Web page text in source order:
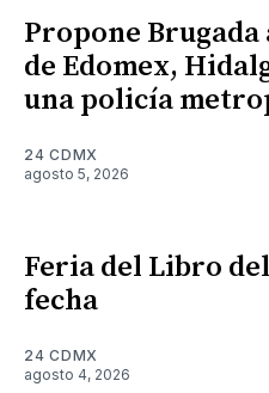
Propone
de Edomex,
una policía
24 CDMX
agosto 5, 2026
Feria del Libro
fecha
24 CDMX
agosto 4, 2026